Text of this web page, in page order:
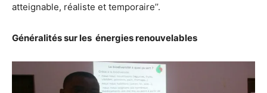
atteignable, réaliste et temporaire’’.
Généralités sur les énergies renouvelables